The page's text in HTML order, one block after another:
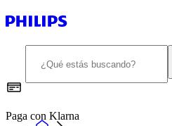
Paga con Klarna